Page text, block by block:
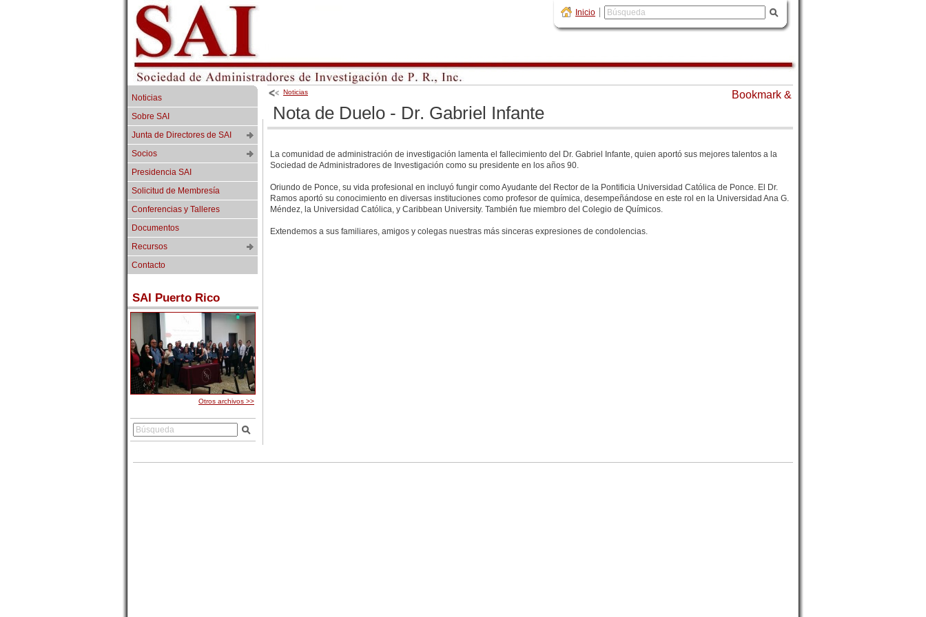
Inicio
Noticias
Sobre SAI
Junta de Directores de SAI
Socios
Presidencia SAI
Solicitud de Membresía
Conferencias y Talleres
Documentos
Recursos
Contacto
SAI Puerto Rico
Otros archivos >>
Noticias
Nota de Duelo - Dr. Gabriel Infante
La comunidad de administración de investigación lamenta el fallecimiento del Dr. Gabriel Infante, quien aportó sus mejores talentos a la
Sociedad de Administradores de Investigación como su presidente en los años 90.
Oriundo de Ponce, su vida profesional en incluyó fungir como Ayudante del Rector de la Pontificia Universidad Católica de Ponce. El Dr.
Ramos aportó su conocimiento en diversas instituciones como profesor de química, desempeñándose en este rol en la Universidad Ana G.
Méndez, la Universidad Católica, y Caribbean University. También fue miembro del Colegio de Químicos.
Extendemos a sus familiares, amigos y colegas nuestras más sinceras expresiones de condolencias.